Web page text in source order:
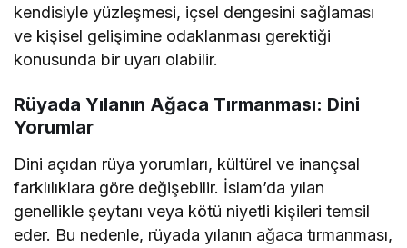
kendisiyle yüzleşmesi, içsel dengesini sağlaması
ve kişisel gelişimine odaklanması gerektiği
konusunda bir uyarı olabilir.
Rüyada Yılanın Ağaca Tırmanması: Dini
Yorumlar
Dini açıdan rüya yorumları, kültürel ve inançsal
farklılıklara göre değişebilir. İslam’da yılan
genellikle şeytanı veya kötü niyetli kişileri temsil
eder. Bu nedenle, rüyada yılanın ağaca tırmanması,